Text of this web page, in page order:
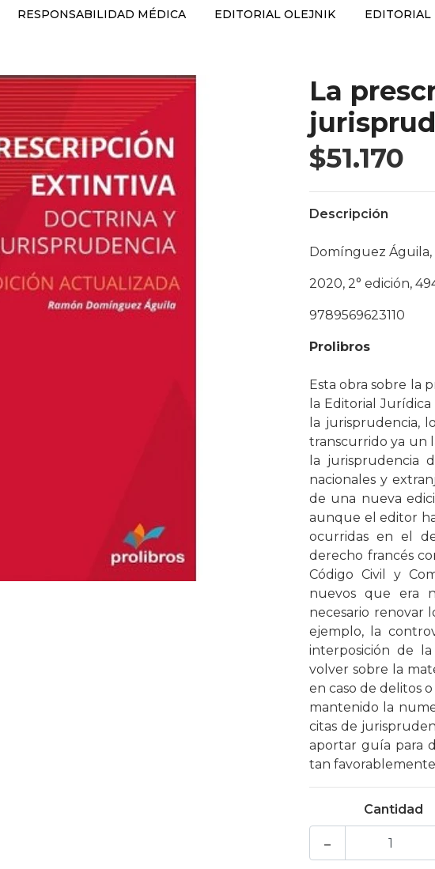
RESPONSABILIDAD MÉDICA EDITORIAL OLEJNIK EDITORIAL
La
$51.170
Descripción
Domínguez Águila,
2020, 2° edición,
9789569623110
Prolibros
Esta obra sobre la
la Editorial
la jurisprudencia,
transcurrido ya un
la jurisprudencia
nacionales y
de una nueva
aunque el editor
ocurridas en el
derecho francés
Código Civil y
nuevos que era
necesario renovar
ejemplo, la
interposición de
volver sobre la
en caso de delitos
mantenido la
citas de
aportar guía para
tan
Cantidad
-